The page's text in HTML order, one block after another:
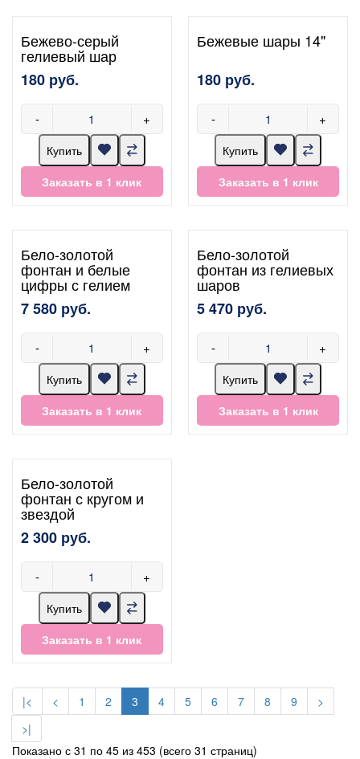
Бежево-серый
гелиевый шар
180 руб.
- +
Купить
Заказать в 1 клик
Бежевые шары 14"
180 руб.
- +
Купить
Заказать в 1 клик
Бело-золотой
фонтан и белые
цифры с гелием
7 580 руб.
- +
Купить
Заказать в 1 клик
Бело-золотой
фонтан из гелиевых
шаров
5 470 руб.
- +
Купить
Заказать в 1 клик
Бело-золотой
фонтан с кругом и
звездой
2 300 руб.
- +
Купить
Заказать в 1 клик
|< < 1 2 3 4 5 6 7 8 9
>
>|
Показано с 31 по 45 из 453 (всего 31 страниц)